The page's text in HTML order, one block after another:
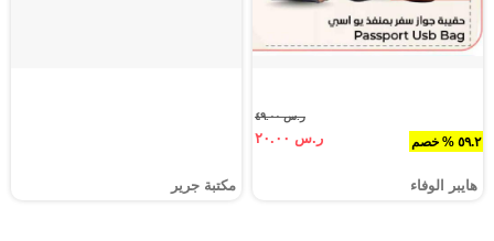
٥٩.٢ % خصم
ر.س ٤٩.٠٠
ر.س ٢٠.٠٠
هايبر الوفاء مكتبة جرير